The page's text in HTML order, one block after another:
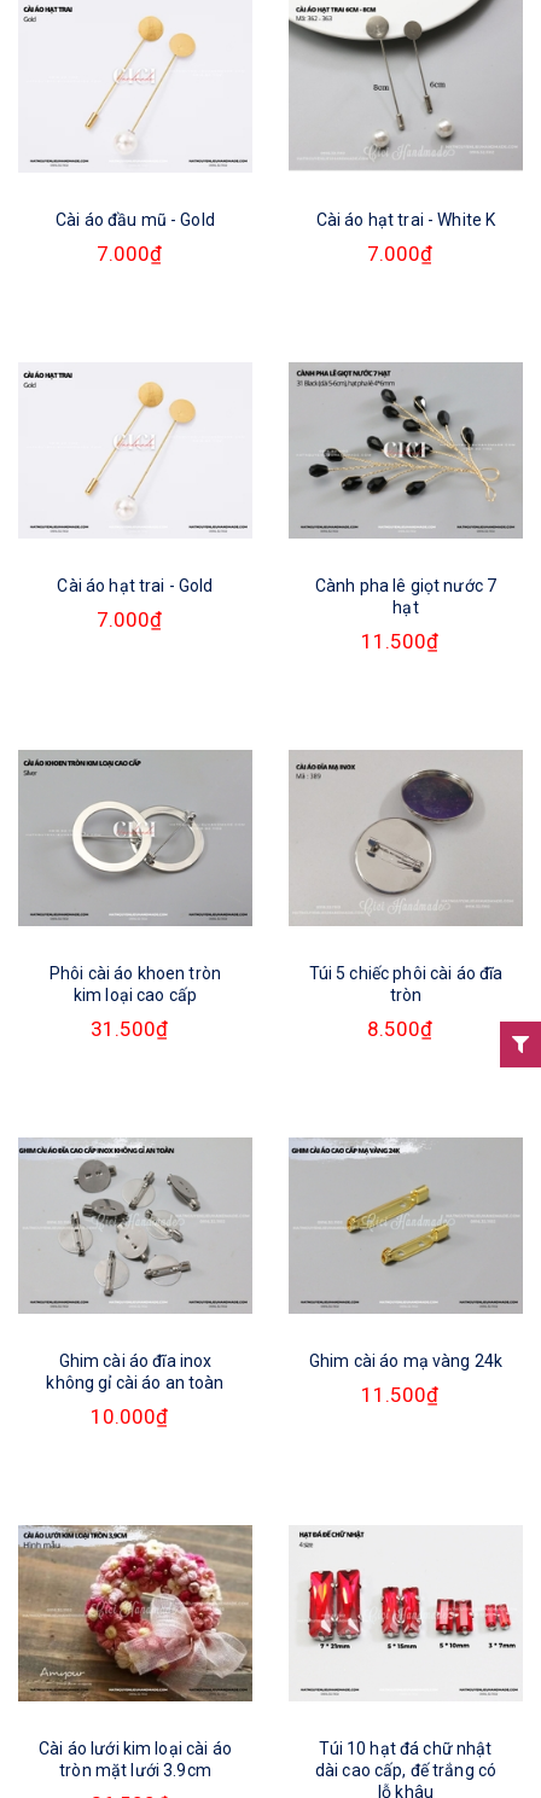
Cài áo đầu mũ - Gold
7.000₫
Cài áo hạt trai - White K
7.000₫
Cài áo hạt trai - Gold
7.000₫
Cành pha lê giọt nước 7
hạt
11.500₫
Phôi cài áo khoen tròn
kim loại cao cấp
31.500₫
Túi 5 chiếc phôi cài áo đĩa
tròn
8.500₫
Ghim cài áo đĩa inox
không gỉ cài áo an toàn
10.000₫
Ghim cài áo mạ vàng 24k
11.500₫
Cài áo lưới kim loại cài áo
tròn mặt lưới 3.9cm
Túi 10 hạt đá chữ nhật
dài cao cấp, đế trắng có
lỗ khâu